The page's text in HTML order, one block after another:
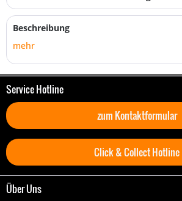
Beschreibung
mehr
Service Hotline
zum Kontaktformular
Click & Collect Hotline
Über Uns